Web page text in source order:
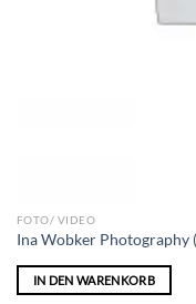
FOTO/ VIDEO
Ina Wobker Photography
IN DEN WARENKORB